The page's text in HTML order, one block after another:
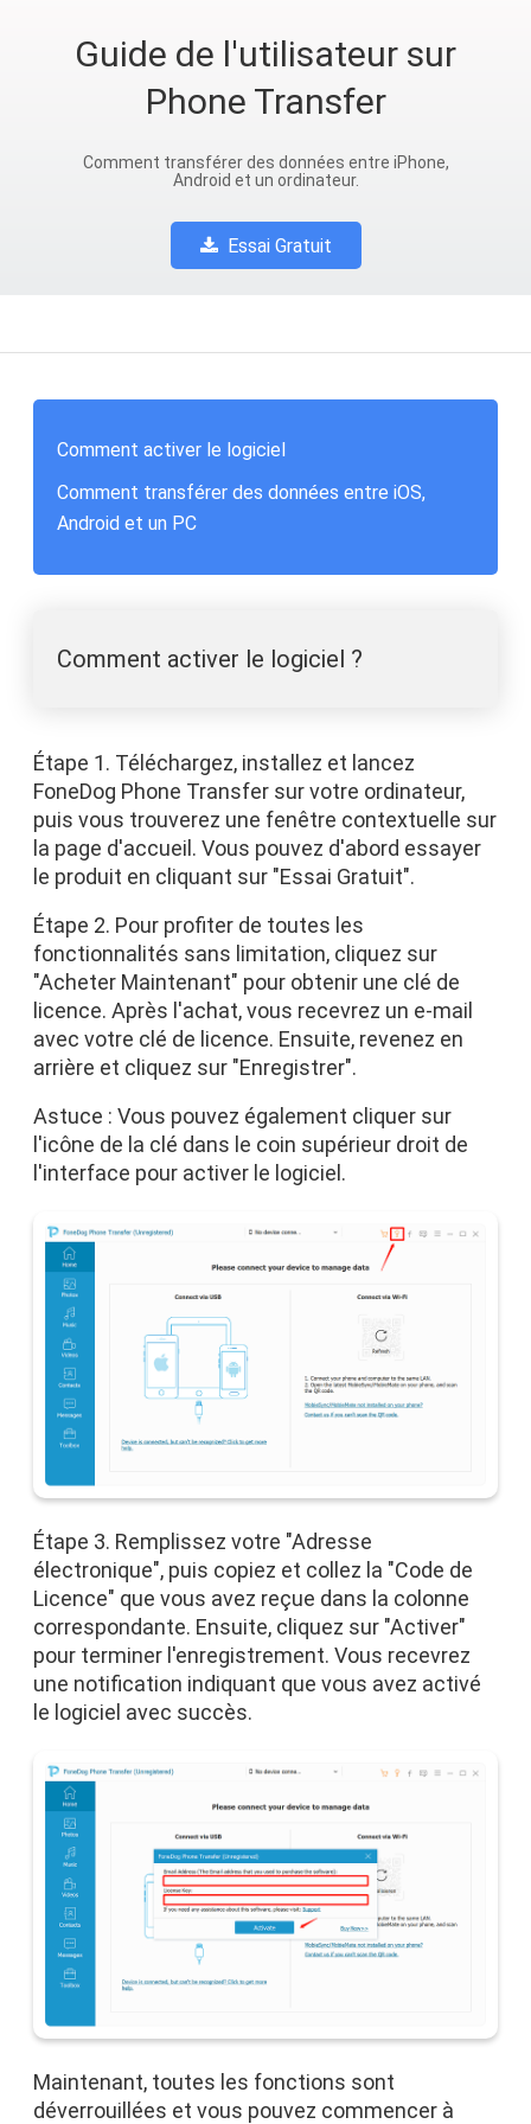
Guide de l'utilisateur sur
Phone Transfer
Comment transférer des données entre iPhone,
Android et un ordinateur.
Essai Gratuit
Comment activer le logiciel
Comment transférer des données entre iOS,
Android et un PC
Comment activer le logiciel ?
Étape 1. Téléchargez, installez et lancez
FoneDog Phone Transfer sur votre ordinateur,
puis vous trouverez une fenêtre contextuelle sur
la page d'accueil. Vous pouvez d'abord essayer
le produit en cliquant sur "Essai Gratuit".
Étape 2. Pour profiter de toutes les
fonctionnalités sans limitation, cliquez sur
"Acheter Maintenant" pour obtenir une clé de
licence. Après l'achat, vous recevrez un e-mail
avec votre clé de licence. Ensuite, revenez en
arrière et cliquez sur "Enregistrer".
Astuce : Vous pouvez également cliquer sur
l'icône de la clé dans le coin supérieur droit de
l'interface pour activer le logiciel.
Étape 3. Remplissez votre "Adresse
électronique", puis copiez et collez la "Code de
Licence" que vous avez reçue dans la colonne
correspondante. Ensuite, cliquez sur "Activer"
pour terminer l'enregistrement. Vous recevrez
une notification indiquant que vous avez activé
le logiciel avec succès.
Maintenant, toutes les fonctions sont
déverrouillées et vous pouvez commencer à